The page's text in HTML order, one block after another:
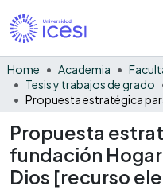
Home Academia
Tesis y trabajos de grado
Propuesta
fundación
Dios [recurso